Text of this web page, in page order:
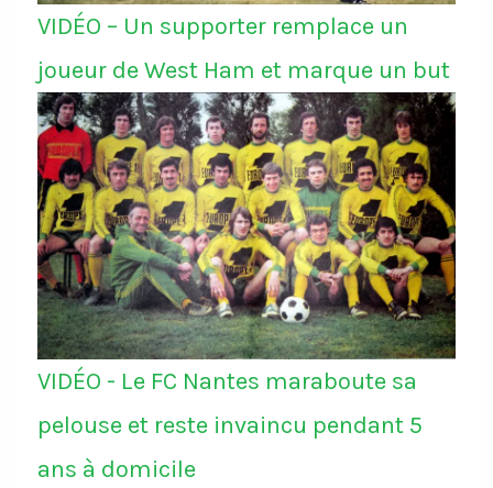
VIDÉO – Un supporter remplace un
joueur de West Ham et marque un but
VIDÉO - Le FC Nantes maraboute sa
pelouse et reste invaincu pendant 5
ans à domicile